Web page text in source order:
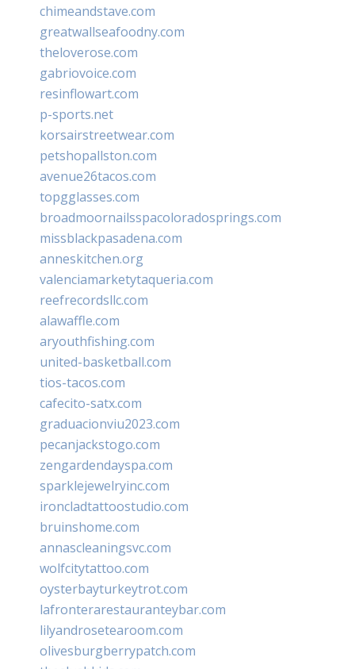
chimeandstave.com
greatwallseafoodny.com
theloverose.com
gabriovoice.com
resinflowart.com
p-sports.net
korsairstreetwear.com
petshopallston.com
avenue26tacos.com
topgglasses.com
broadmoornailsspacoloradosprings.com
missblackpasadena.com
anneskitchen.org
valenciamarketytaqueria.com
reefrecordsllc.com
alawaffle.com
aryouthfishing.com
united-basketball.com
tios-tacos.com
cafecito-satx.com
graduacionviu2023.com
pecanjackstogo.com
zengardendayspa.com
sparklejewelryinc.com
ironcladtattoostudio.com
bruinshome.com
annascleaningsvc.com
wolfcitytattoo.com
oysterbayturkeytrot.com
lafronterarestauranteybar.com
lilyandrosetearoom.com
olivesburgberrypatch.com